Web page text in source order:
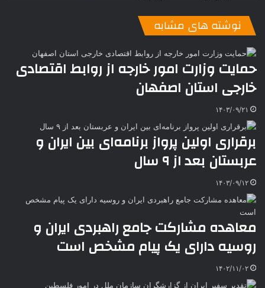
یلر
ت
tا
نوشته های مشابه
حمایت وزارت امور خارجه از روابط اقتصادی
خارجی استان اصفهان
۱۴۰۳/۰۹/۲۱
برقراری اولین پرواز برنامه‌ای بین ایران و
عربستان بعد از ۹ سال
۱۴۰۳/۰۹/۱۲
معاهده مشارکت جامع راهبردی ایران و
روسیه دارای یک پیام مشخص است
۱۴۰۲/۱۱/۰۲